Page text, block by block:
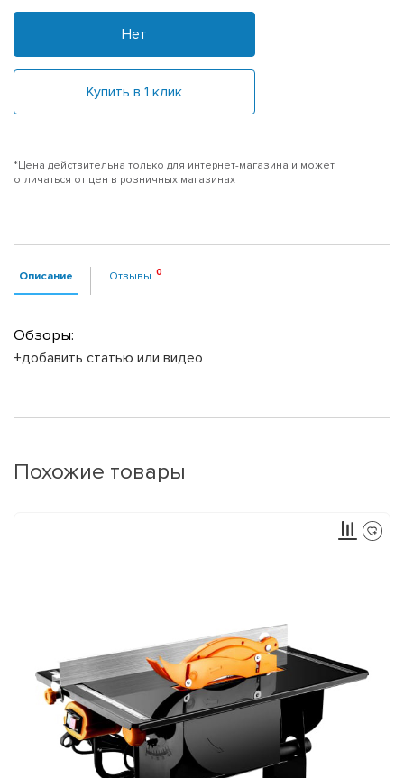
Нет
Купить в 1 клик
*Цена действительна только для интернет-магазина и может
отличаться от цен в розничных магазинах
Описание Отзывы
Обзоры:
+добавить статью или видео
Похожие товары